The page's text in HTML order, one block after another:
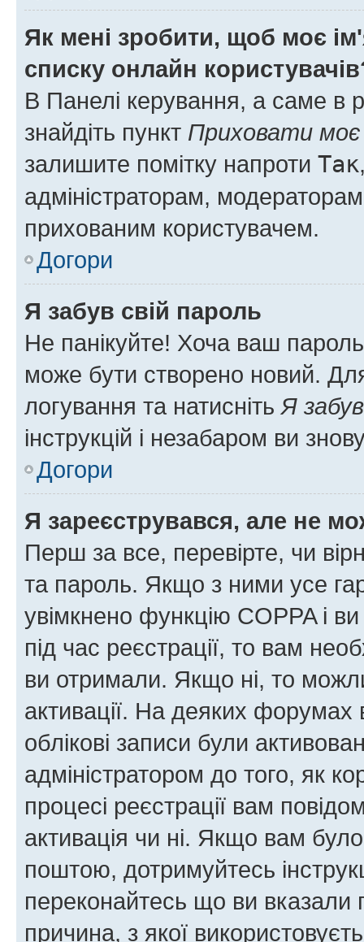
Як мені зробити, щоб моє
списку онлайн
В Панелі керування, а саме в
знайдіть пункт Приховати моє
залишите помітку напроти Так
адміністраторам,
прихованим користувачем.
Догори
Я забув свій пароль
Не панікуйте! Хоча ваш
може бути створено новий.
логування та натисніть Я
інструкцій і незабаром ви
Догори
Я зареєструвався, але не
Перш за все, перевірте, чи
та пароль. Якщо з ними усе
увімкнено функцію COPPA і
під час реєстрації, то вам
ви отримали. Якщо ні, то
активації. На деяких форумах
облікові записи були
адміністратором до того, як
процесі реєстрації вам
активація чи ні. Якщо вам
поштою, дотримуйтесь
переконайтесь що ви
причина, з якої